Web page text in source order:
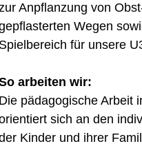
Anpflanzung von
Wegen
Spielbereich für unsere
arbeiten wir:
Die pädagogische Arbeit
sich an den
Kinder und ihrer